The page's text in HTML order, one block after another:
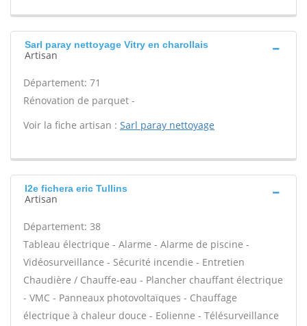
Sarl paray nettoyage Vitry en charollais
Artisan
Département: 71
Rénovation de parquet -
Voir la fiche artisan : Sarl paray nettoyage
I2e fichera eric Tullins
Artisan
Département: 38
Tableau électrique - Alarme - Alarme de piscine -
Vidéosurveillance - Sécurité incendie - Entretien
Chaudière / Chauffe-eau - Plancher chauffant électrique
- VMC - Panneaux photovoltaïques - Chauffage
électrique à chaleur douce - Eolienne - Télésurveillance